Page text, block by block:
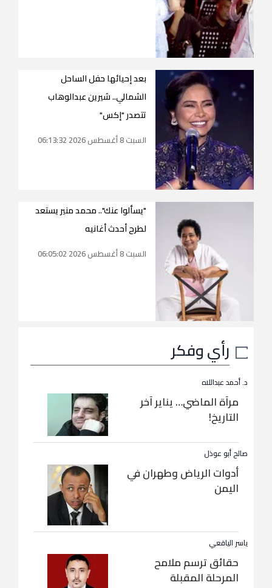
بعد إحيائها حفل الساحل
الشمالي.. شيرين عبدالوهاب
تتصدر "إكس"
السبت 8 أغسطس 2026 06:13:32
"يسألوا عنك".. محمد منير يستعد
لطرح أحدث أغانيه
السبت 8 أغسطس 2026 06:05:02
رأي وفكر
د. أحمد عبداللاه
مرآة الماضي… يناير آخر
التاريخ!
صالح أبو عوذل
أدوات الرياض وطهران في
اليمن
ياسر اليافعي
حقائق ترسم ملامح
المرحلة المقبلة